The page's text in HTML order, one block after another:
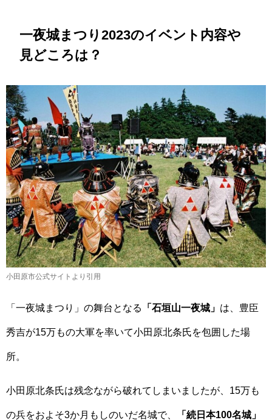
一夜城まつり2023のイベント内容や
見どころは？
小田原市公式サイトより引用
「一夜城まつり」の舞台となる 「石垣山一夜城」 は、豊臣
秀吉が15万もの大軍を率いて小田原北条氏を包囲した場
所。
小田原北条氏は残念ながら破れてしまいましたが、15万も
の兵をおよそ3か月もしのいだ名城で、 「続日本100名城」